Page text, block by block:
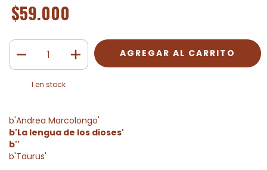
$59.000
1 en stock
b'Andrea Marcolongo'
b'La lengua de los dioses'
b''
b'Taurus'